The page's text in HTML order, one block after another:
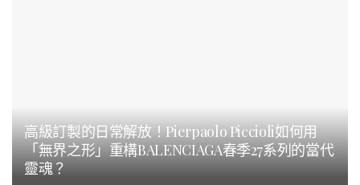
高級訂製的日常解放！Pierpaolo Piccioli如何用
「無界之形」重構BALENCIAGA春季27系列的當代
靈魂？